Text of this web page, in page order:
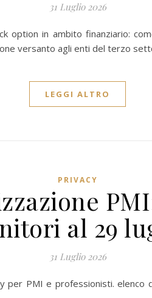
31 Luglio 2026
option in ambito finanziario:
versanto agli enti del terzo
LEGGI ALTRO
PRIVACY
al 29
31 Luglio 2026
per PMI e professionisti.